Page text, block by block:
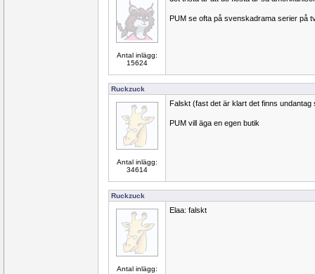
Antal inlägg:
15624
PUM se ofta på svenskadrama serier på
Ruckzuck
Antal inlägg:
34614
Falskt (fast det är klart det finns undantag
PUM vill äga en egen butik
Ruckzuck
Antal inlägg:
Elaa: falskt